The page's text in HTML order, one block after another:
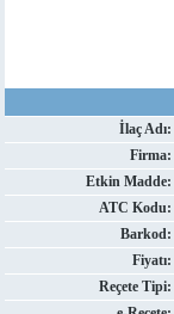
İlaç Adı:
Firma:
Etkin Madde:
ATC Kodu:
Barkod:
Fiyatı:
Reçete Tipi: